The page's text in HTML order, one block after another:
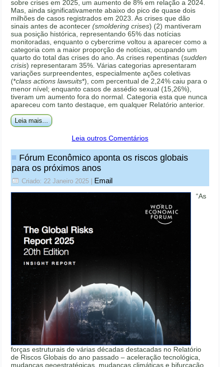
sobre crises em 2025, um aumento de 8% em relação a 2024.
Mas, ainda significativamente abaixo do pico de quase dois
milhões de casos registrados em 2023. As crises que dão
sinais antes de acontecer(smoldering crises) (2) mantiveram
sua posição histórica, representando 65% das notícias
monitoradas, enquanto o cybercrime voltou a aparecer como a
categoria com a maior proporção de notícias, ocupando um
quarto do total das crises do ano. As crises repentinas (sudden
crisis) representaram 35%. Várias categorias apresentaram
variações surpreendentes, especialmente ações coletivas
(*class actions lawsuits*), com percentual de 2,24% caiu para o
menor nível; enquanto casos de assédio sexual (15,26%),
tiveram um aumento fora do normal. Categoria esta que nunca
apareceu com tanto destaque, em qualquer Relatório anterior.
Leia mais...
Leia outros Comentários
Fórum Econômico aponta os riscos globais
para os próximos anos
Criado: 22 Janeiro 2025 Email
“As
forças estruturais de várias décadas destacadas no Relatório
de Riscos Globais do ano passado – aceleração tecnológica,
mudanças geoestratégicas, mudanças climáticas e bifurcação